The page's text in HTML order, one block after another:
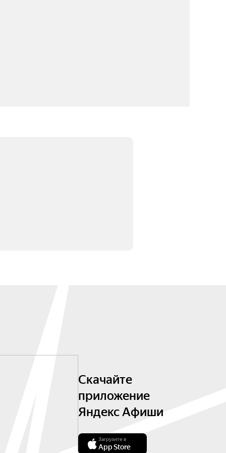
Скачайте
приложение
Яндекс Афиши
Загрузите в
App Store